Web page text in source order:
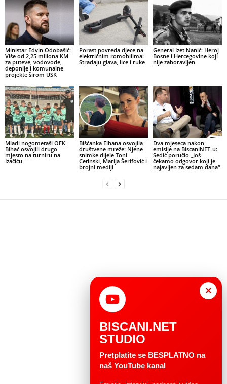
Ministar Edvin Odobašić:
Više od 2,25 miliona KM
za puteve, vodovode,
deponije i komunalne
projekte širom USK
Porast povreda djece na
električnim romobilima:
Stradaju glava, lice i ruke
General Izet Nanić: Heroj
Bosne i Hercegovine koji
nije zaboravljen
Mladi nogometaši OFK
Bihać osvojili drugo
mjesto na turniru na
Izačiću
Bišćanka Elhana osvojila
društvene mreže: Njene
snimke dijele Toni
Cetinski, Marija Šerifović i
brojni mediji
Dva mjeseca nakon
emisije na BiscaniNET-u:
Sedić poručio „Još
čekamo odgovor koji je
najavljen za sedam dana“
×
BISCANI.NET
STUDIO
Pretplatite se BESPLATNO na
naš YouTube kanal